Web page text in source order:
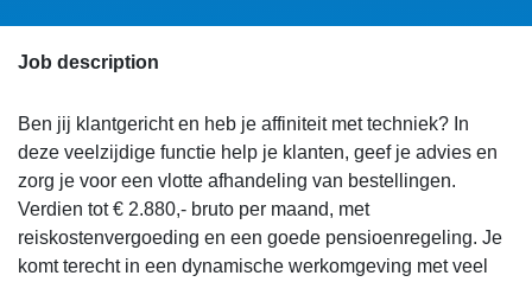
Job description
Ben jij klantgericht en heb je affiniteit met techniek? In
deze veelzijdige functie help je klanten, geef je advies en
zorg je voor een vlotte afhandeling van bestellingen.
Verdien tot € 2.880,- bruto per maand, met
reiskostenvergoeding en een goede pensioenregeling. Je
komt terecht in een dynamische werkomgeving met veel